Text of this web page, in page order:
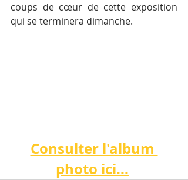
coups de cœur de cette exposition
qui se terminera dimanche.
Consulter l'album
photo ici...